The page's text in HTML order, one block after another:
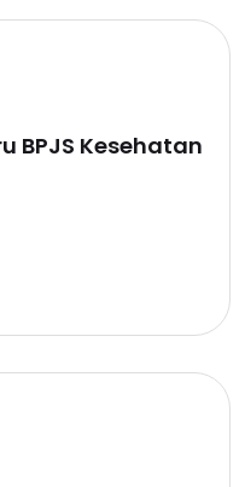
BPJS Kesehatan